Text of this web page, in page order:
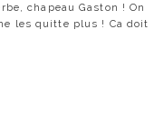
chapeau Gaston ! On
les quitte plus ! Ca doit